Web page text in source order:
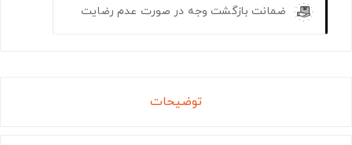
ضمانت بازگشت وجه در صورت عدم رضایت
توضیحات